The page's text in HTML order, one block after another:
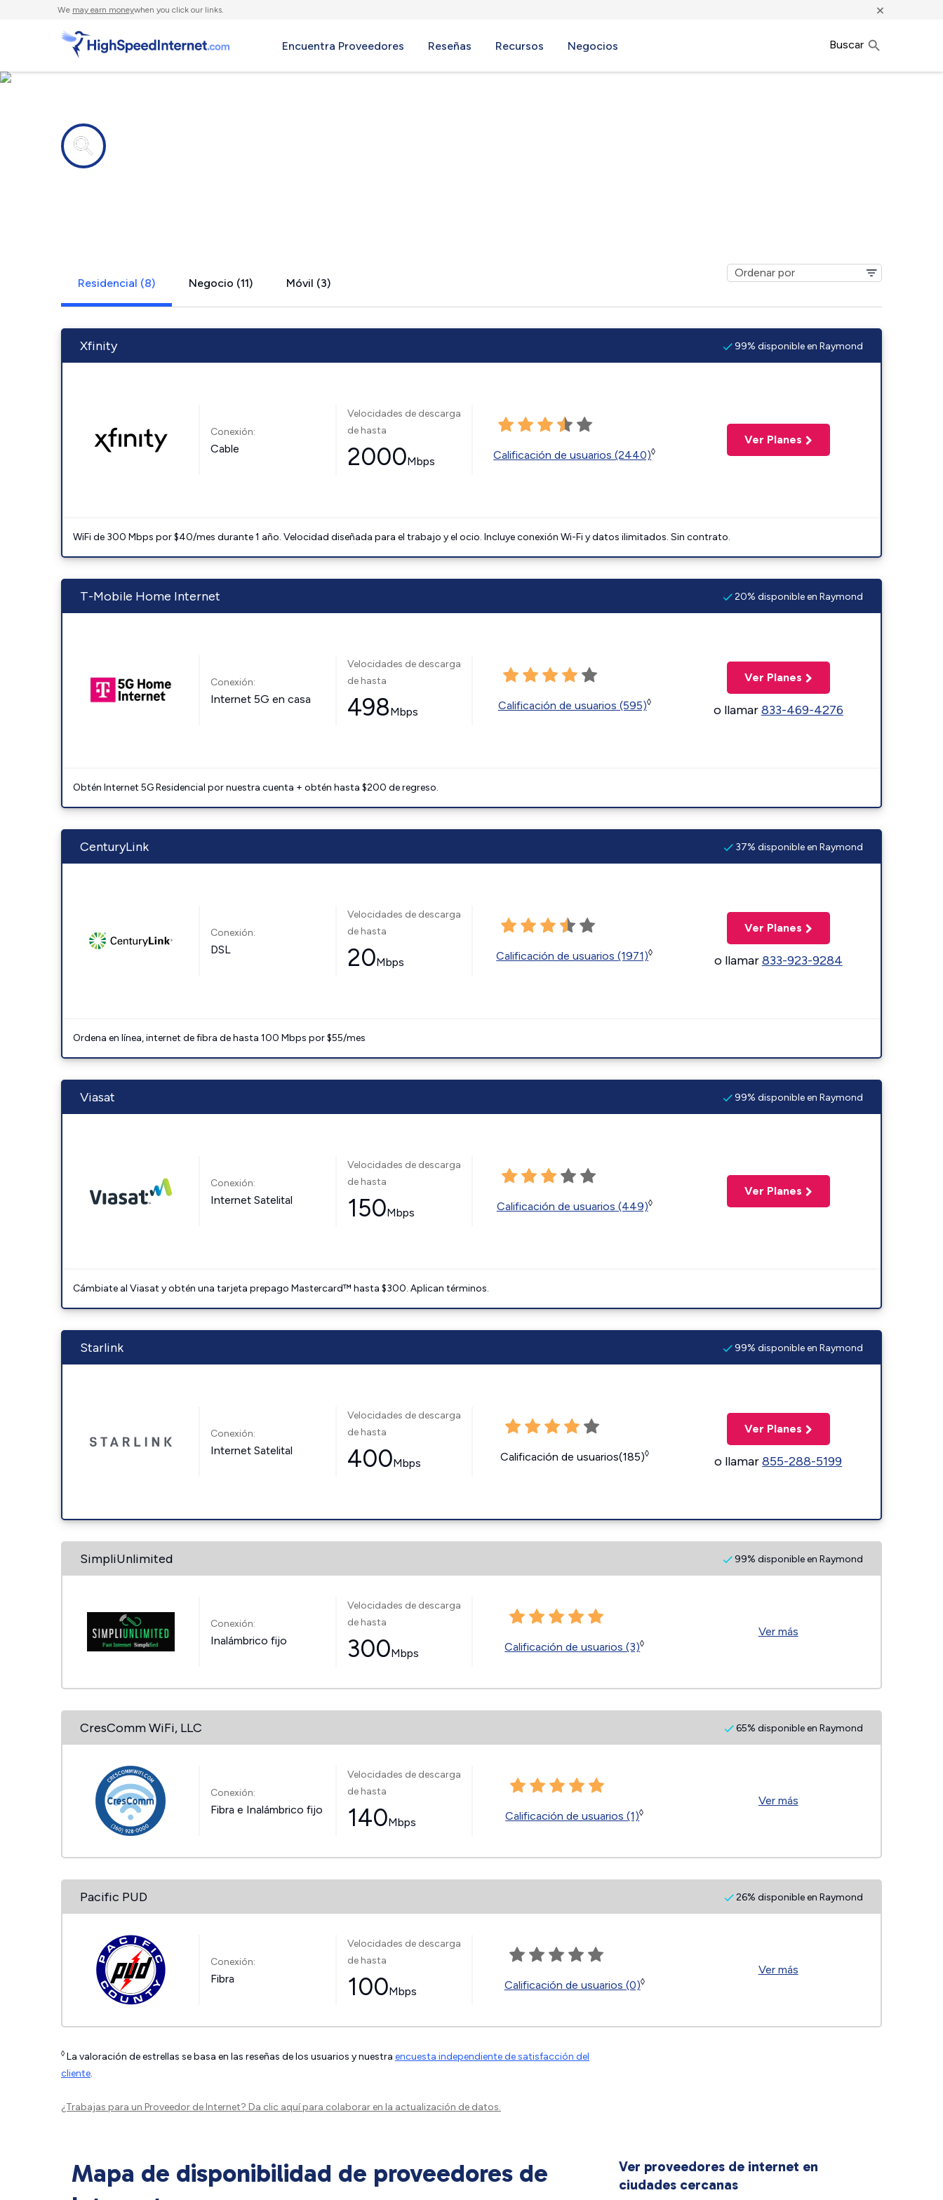
We may earn moneywhen you click our links. ×
Encuentra Proveedores Reseñas Recursos Negocios Buscar
Residencial (8) Negocio (11) Móvil (3)
Xfinity 99% disponible en Raymond
Conexión:
Cable
Velocidades de descarga
de hasta
2000Mbps Calificación de usuarios (2440)◊
Ver Planes
WiFi de 300 Mbps por $40/mes durante 1 año. Velocidad diseñada para el trabajo y el ocio. Incluye conexión Wi-Fi y datos ilimitados. Sin contrato.
T-Mobile Home Internet 20% disponible en Raymond
Conexión:
Internet 5G en casa
Velocidades de descarga
de hasta
498Mbps Calificación de usuarios (595)◊
Ver Planes
o llamar833-469-4276
Obtén Internet 5G Residencial por nuestra cuenta + obtén hasta $200 de regreso.
CenturyLink 37% disponible en Raymond
Conexión:
DSL
Velocidades de descarga
de hasta
20Mbps Calificación de usuarios (1971)◊
Ver Planes
o llamar833-923-9284
Ordena en línea, internet de fibra de hasta 100 Mbps por $55/mes
Viasat 99% disponible en Raymond
Conexión:
Internet Satelital
Velocidades de descarga
de hasta
150Mbps Calificación de usuarios (449)◊
Ver Planes
Cámbiate al Viasat y obtén una tarjeta prepago Mastercard™ hasta $300. Aplican términos.
Starlink 99% disponible en Raymond
Conexión:
Internet Satelital
Velocidades de descarga
de hasta
400Mbps Calificación de usuarios(185)◊
Ver Planes
o llamar855-288-5199
SimpliUnlimited 99% disponible en Raymond
Conexión:
Inalámbrico fijo
Velocidades de descarga
de hasta
300Mbps Calificación de usuarios (3)◊
Ver más
CresComm WiFi, LLC 65% disponible en Raymond
Conexión:
Fibra e Inalámbrico fijo
Velocidades de descarga
de hasta
140Mbps Calificación de usuarios (1)◊
Ver más
Pacific PUD 26% disponible en Raymond
Conexión:
Fibra
Velocidades de descarga
de hasta
100Mbps Calificación de usuarios (0)◊
Ver más
◊ La valoración de estrellas se basa en las reseñas de los usuarios y nuestra encuesta independiente de satisfacción del
cliente.
¿Trabajas para un Proveedor de Internet? Da clic aquípara colaborar en la actualización de datos.
Mapa de disponibilidad de proveedores de
Ver proveedores de internet en
ciudades cercanas